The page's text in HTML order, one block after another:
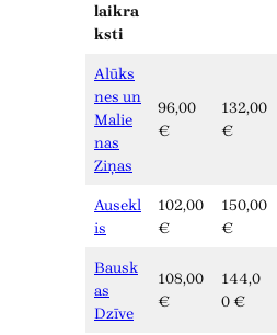
laikra
ksti
Alūks
nes un
Malie
nas
Ziņas
96,00
€
132,00
€
Ausekl
is
102,00
€
150,00
€
Bausk
as
Dzīve
108,00
€
144,0
0 €